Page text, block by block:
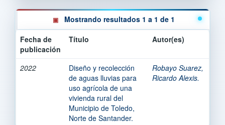
Mostrando resultados 1 a 1 de 1
Fecha de
publicación
Título Autor(es)
2022
Diseño y recolección
de aguas lluvias para
uso agrícola de una
vivienda rural del
Municipio de Toledo,
Norte de Santander.
Robayo Suarez,
Ricardo Alexis.